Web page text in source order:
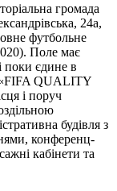
громада
24а,
футбольне
Поле має
поки єдине в
«FIFA QUALITY
і поруч
будівля з
конференц-
кабінети та